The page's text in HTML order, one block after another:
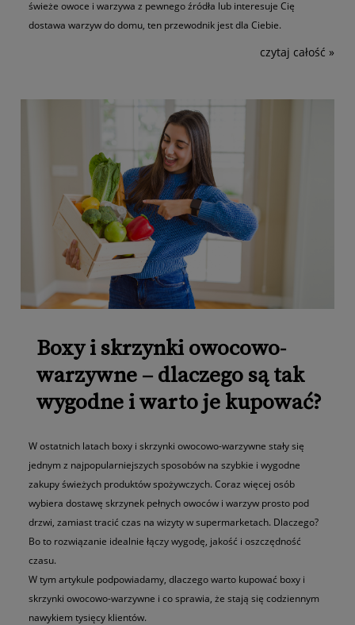
świeże owoce i warzywa z pewnego źródła lub interesuje Cię
dostawa warzyw do domu, ten przewodnik jest dla Ciebie.
czytaj całość »
Boxy i skrzynki owocowo-
warzywne – dlaczego są tak
wygodne i warto je kupować?
W ostatnich latach boxy i skrzynki owocowo-warzywne stały się
jednym z najpopularniejszych sposobów na szybkie i wygodne
zakupy świeżych produktów spożywczych. Coraz więcej osób
wybiera dostawę skrzynek pełnych owoców i warzyw prosto pod
drzwi, zamiast tracić czas na wizyty w supermarketach. Dlaczego?
Bo to rozwiązanie idealnie łączy wygodę, jakość i oszczędność
czasu.
W tym artykule podpowiadamy, dlaczego warto kupować boxy i
skrzynki owocowo-warzywne i co sprawia, że stają się codziennym
nawykiem tysięcy klientów.